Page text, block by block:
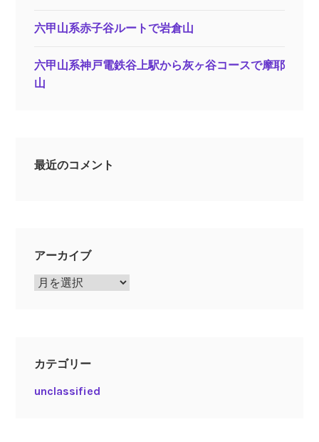
六甲山系赤子谷ルートで岩倉山
六甲山系神戸電鉄谷上駅から灰ヶ谷コースで摩耶
山
最近のコメント
アーカイブ
ア
カテゴリー
unclassified